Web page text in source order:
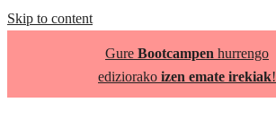
Skip to content
Gure Bootcampen hurrengo
ediziorako izen emate irekiak!